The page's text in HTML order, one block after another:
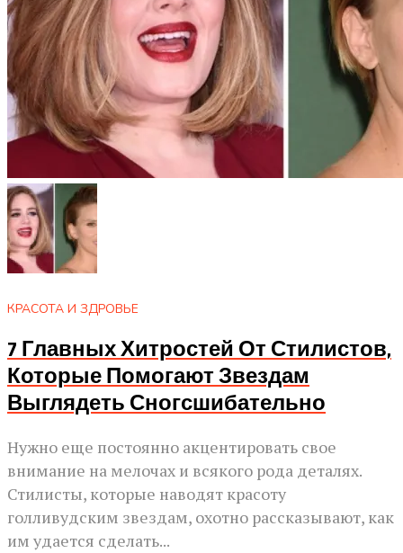
КРАСОТА И ЗДРОВЬЕ
7 Главных Хитростей От Стилистов,
Которые Помогают Звездам
Выглядеть Сногсшибательно
Нужно еще постоянно акцентировать свое
внимание на мелочах и всякого рода деталях.
Стилисты, которые наводят красоту
голливудским звездам, охотно рассказывают, как
им удается сделать...